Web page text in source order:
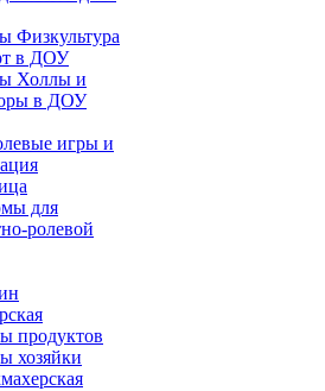
Физкультура
в ДОУ
Холлы и
в ДОУ
игры и
для
ролевой
продуктов
хозяйки